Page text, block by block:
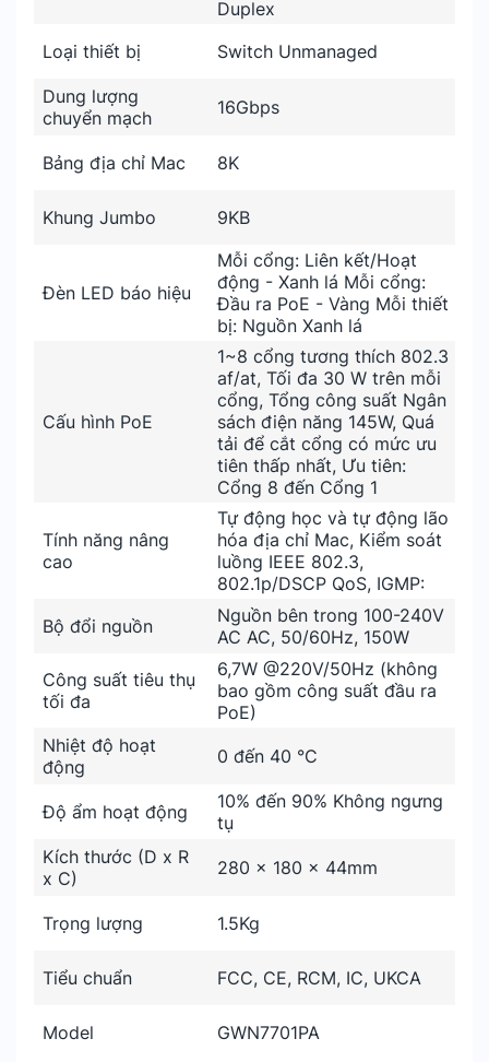
Duplex
Loại thiết bị
Switch Unmanaged
Dung lượng
chuyển mạch
16Gbps
Bảng địa chỉ Mac 8K
Khung Jumbo 9KB
Đèn LED báo hiệu
Mỗi cổng: Liên kết/Hoạt
động - Xanh lá Mỗi cổng:
Đầu ra PoE - Vàng Mỗi thiết
bị: Nguồn Xanh lá
Cấu hình PoE
1~8 cổng tương thích 802.3
af/at, Tối đa 30 W trên mỗi
cổng, Tổng công suất Ngân
sách điện năng 145W, Quá
tải để cắt cổng có mức ưu
tiên thấp nhất, Ưu tiên:
Cổng 8 đến Cổng 1
Tính năng nâng
cao
Tự động học và tự động lão
hóa địa chỉ Mac, Kiểm soát
luồng IEEE 802.3,
802.1p/DSCP QoS, IGMP:
Bộ đổi nguồn
Nguồn bên trong 100-240V
AC AC, 50/60Hz, 150W
Công suất tiêu thụ
tối đa
6,7W @220V/50Hz (không
bao gồm công suất đầu ra
PoE)
Nhiệt độ hoạt
động
0 đến 40 °C
Độ ẩm hoạt động
10% đến 90% Không ngưng
tụ
Kích thước (D x R
x C)
280 x 180 x 44mm
Trọng lượng 1.5Kg
Tiểu chuẩn FCC, CE, RCM, IC, UKCA
Model GWN7701PA